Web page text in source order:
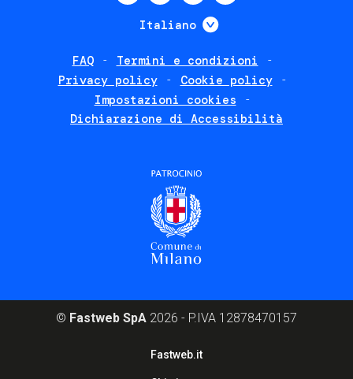
Italiano Mostra ulteriori
FAQ
Termini e condizioni
Privacy policy
Cookie policy
Impostazioni cookies
Dichiarazione di Accessibilità
© Fastweb SpA 2026 - P.IVA 12878470157
Fastweb.it